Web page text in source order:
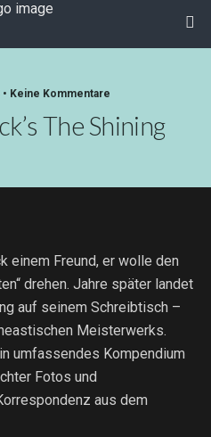
• Keine Kommentare
The Shining
einem Freund, er wolle den
drehen. Jahre später landet
auf seinem Schreibtisch –
Meisterwerks.
umfassendes Kompendium
Fotos und
aus dem